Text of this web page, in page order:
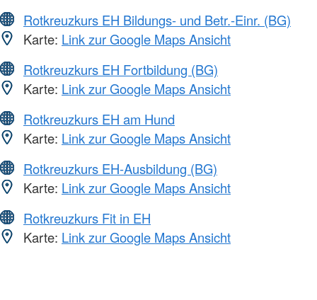
Rotkreuzkurs EH Bildungs- und Betr.-Einr. (BG)
Karte: Link zur Google Maps Ansicht
Rotkreuzkurs EH Fortbildung (BG)
Karte: Link zur Google Maps Ansicht
Rotkreuzkurs EH am Hund
Karte: Link zur Google Maps Ansicht
Rotkreuzkurs EH-Ausbildung (BG)
Karte: Link zur Google Maps Ansicht
Rotkreuzkurs Fit in EH
Karte: Link zur Google Maps Ansicht